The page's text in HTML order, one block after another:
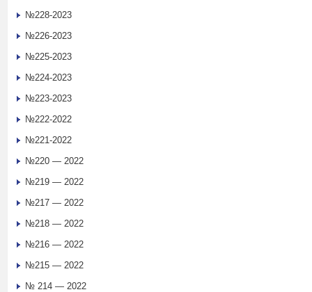
№228-2023
№226-2023
№225-2023
№224-2023
№223-2023
№222-2022
№221-2022
№220 — 2022
№219 — 2022
№217 — 2022
№218 — 2022
№216 — 2022
№215 — 2022
№ 214 — 2022